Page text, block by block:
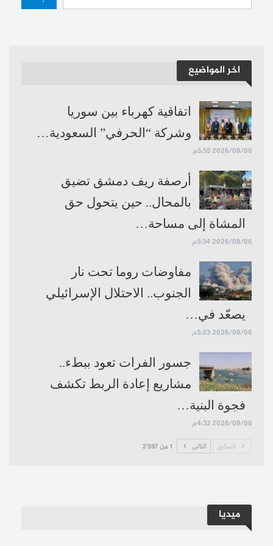
اخر المواضيع
اتفاقية كهرباء بين سوريا
وشركة “الحرفي” السعودية…
2026/08/06 5:55م
أرصفة ريف دمشق تضيق
بالمحال.. حين يتحول حق
المشاة إلى مساحة…
2026/08/06 5:34م
مفاوضات روما تحت نار
الجنوب.. الاحتلال الإسرائيلي
يصعّد في…
2026/08/06 5:23م
جسور الفرات تعود ببطء..
مشاريع إعادة الربط تكشف
فجوة البنية…
2026/08/06 4:33م
السابق التالي 1 من 2٬597
ميديا